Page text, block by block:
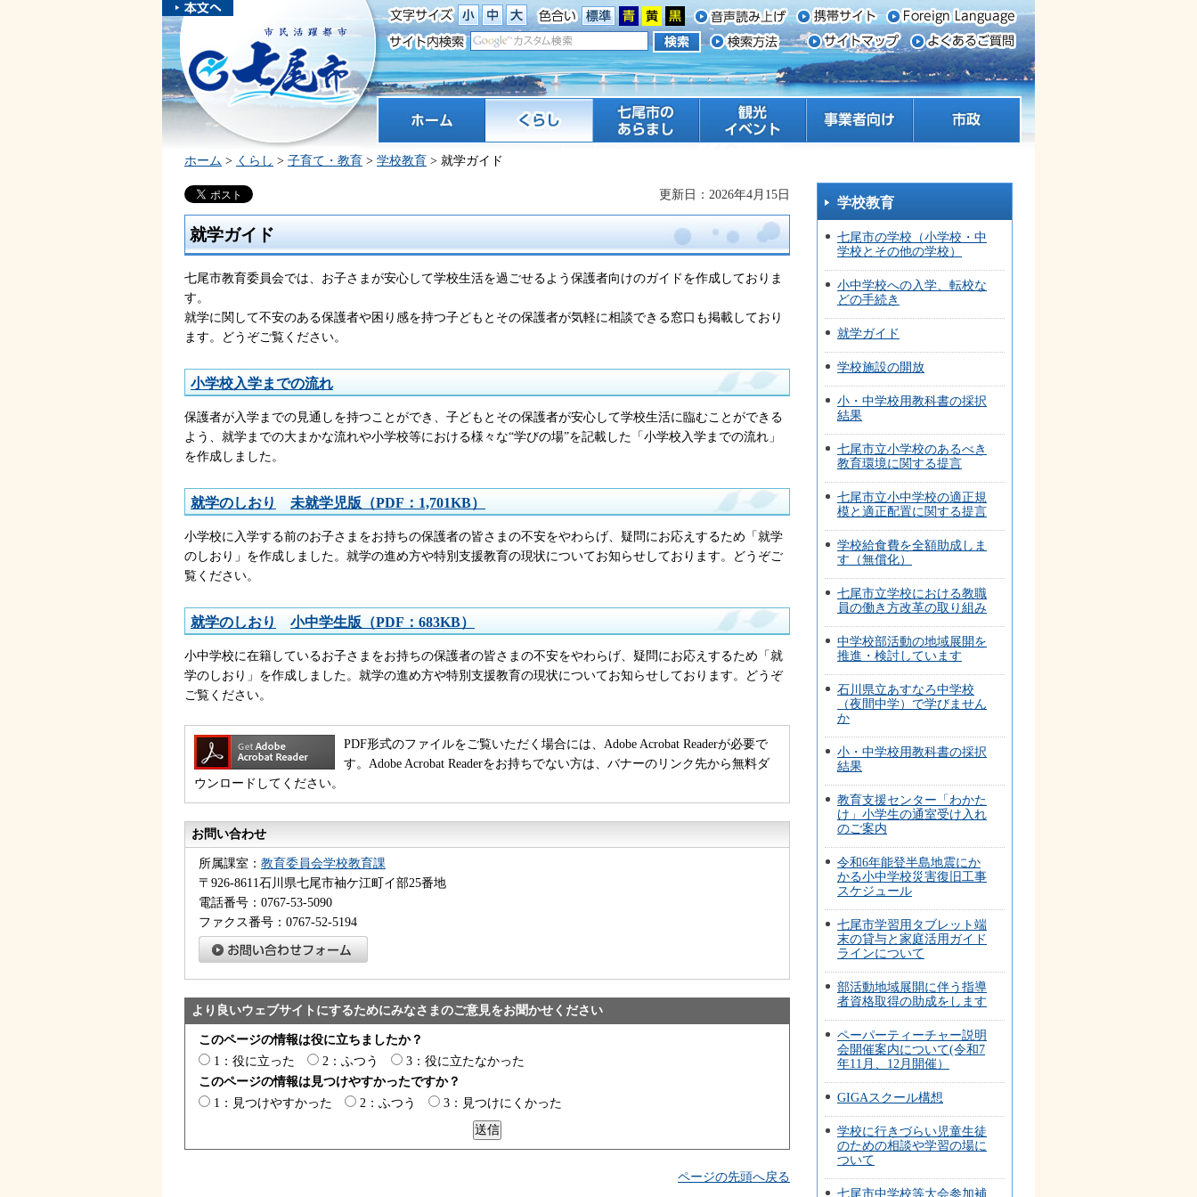
本文へスキ
ップしま
す。
市民活躍都市 七尾市
くらし 七尾市のあらまし 観光 イベント
ホーム > くらし > 子育て・教育 > 学校教育 > 就学ガイド
更新日：2026年4月15日
就学ガイド
七尾市教育委員会では、お子さまが安心して学校生活を過ごせるよう保護者向けのガイドを作成しておりま
す。
就学に関して不安のある保護者や困り感を持つ子どもとその保護者が気軽に相談できる窓口も掲載しており
ます。どうぞご覧ください。
小学校入学までの流れ
保護者が入学までの見通しを持つことができ、子どもとその保護者が安心して学校生活に臨むことができる
よう、就学までの大まかな流れや小学校等における様々な“学びの場”を記載した「小学校入学までの流れ」
を作成しました。
就学のしおり 未就学児版（PDF：1,701KB）
小学校に入学する前のお子さまをお持ちの保護者の皆さまの不安をやわらげ、疑問にお応えするため「就学
のしおり」を作成しました。就学の進め方や特別支援教育の現状についてお知らせしております。どうぞご
覧ください。
就学のしおり 小中学生版（PDF：683KB）
小中学校に在籍しているお子さまをお持ちの保護者の皆さまの不安をやわらげ、疑問にお応えするため「就
学のしおり」を作成しました。就学の進め方や特別支援教育の現状についてお知らせしております。どうぞ
ご覧ください。
PDF形式のファイルをご覧いただく場合には、Adobe Acrobat Readerが必要で
す。Adobe Acrobat Readerをお持ちでない方は、バナーのリンク先から無料ダ
ウンロードしてください。
お問い合わせ
所属課室： 教育委員会学校教育課
〒926-8611石川県七尾市袖ケ江町イ部25番地
電話番号：0767-53-5090
ファクス番号：0767-52-5194
より良いウェブサイトにするためにみなさまのご意見をお聞かせください
このページの情報は役に立ちましたか？
1：役に立った
2：ふつう
3：役に立たなかった
このページの情報は見つけやすかったですか？
1：見つけやすかった
2：ふつう 3：見つけにくかった
ページの先頭へ戻る
学校教育
七尾市の学校（小学校・中
学校とその他の学校）
小中学校への入学、転校な
どの手続き
就学ガイド
学校施設の開放
小・中学校用教科書の採択
結果
七尾市立小学校のあるべき
教育環境に関する提言
七尾市立小中学校の適正規
模と適正配置に関する提言
学校給食費を全額助成しま
す（無償化）
七尾市立学校における教職
員の働き方改革の取り組み
中学校部活動の地域展開を
推進・検討しています
石川県立あすなろ中学校
（夜間中学）で学びません
か
小・中学校用教科書の採択
結果
教育支援センター「わかた
け」小学生の通室受け入れ
のご案内
令和6年能登半島地震にか
かる小中学校災害復旧工事
スケジュール
七尾市学習用タブレット端
末の貸与と家庭活用ガイド
ラインについて
部活動地域展開に伴う指導
者資格取得の助成をします
ペーパーティーチャー説明
会開催案内について(令和7
年11月、12月開催）
GIGAスクール構想
学校に行きづらい児童生徒
のための相談や学習の場に
ついて
七尾市中学校等大会参加補